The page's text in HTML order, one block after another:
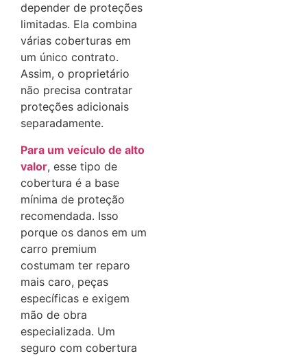
depender de proteções
limitadas. Ela combina
várias coberturas em
um único contrato.
Assim, o proprietário
não precisa contratar
proteções adicionais
separadamente.
Para um veículo de alto
valor, esse tipo de
cobertura é a base
mínima de proteção
recomendada. Isso
porque os danos em um
carro premium
costumam ter reparo
mais caro, peças
específicas e exigem
mão de obra
especializada. Um
seguro com cobertura